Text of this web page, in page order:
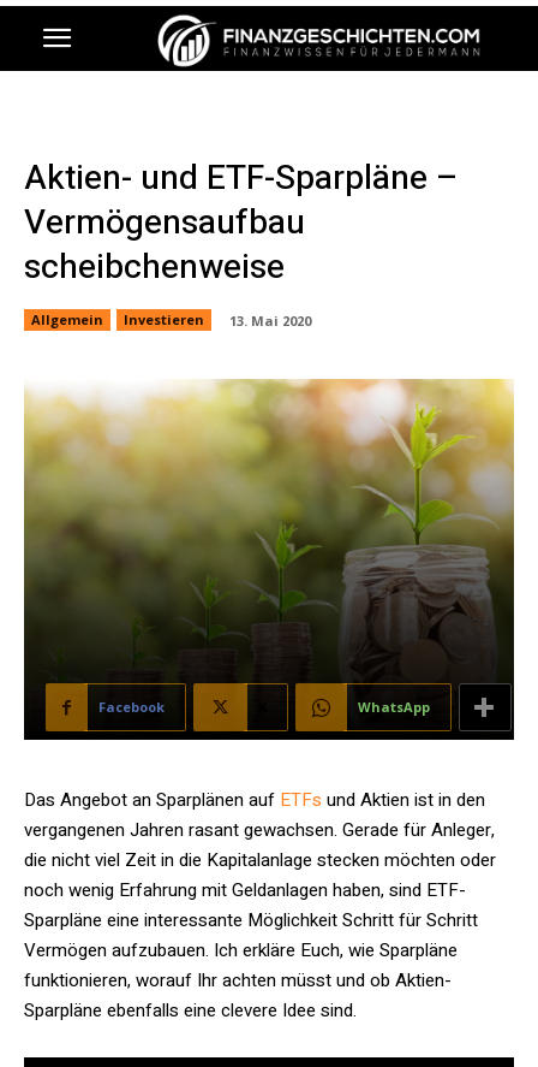
Aktien- und ETF-Sparpläne –
Vermögensaufbau
scheibchenweise
Allgemein Investieren 13. Mai 2020
Facebook WhatsApp
Das Angebot an Sparplänen auf ETFs und Aktien ist in den
vergangenen Jahren rasant gewachsen. Gerade für Anleger,
die nicht viel Zeit in die Kapitalanlage stecken möchten oder
noch wenig Erfahrung mit Geldanlagen haben, sind ETF-
Sparpläne eine interessante Möglichkeit Schritt für Schritt
Vermögen aufzubauen. Ich erkläre Euch, wie Sparpläne
funktionieren, worauf Ihr achten müsst und ob Aktien-
Sparpläne ebenfalls eine clevere Idee sind.